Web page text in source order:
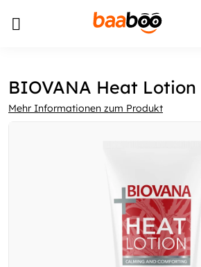
Zum Inhalt springen
Zum Menü springen
Barrierefreiheits-Widget öffnen
BIOVANA Heat Lotion
Mehr Informationen zum Produkt